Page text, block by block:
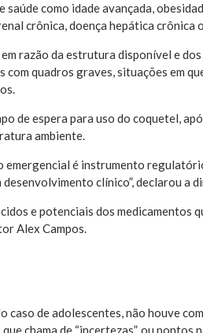
como idade avançada,
crônica, doença hepática crônica
razão da estrutura disponível e
quadros graves, situações em
de espera para uso do coquetel,
ambiente.
emergencial é instrumento
clínico”, declarou a
e potenciais dos medicamentos
Alex Campos.
caso de adolescentes, não houve
chama de “incertezas”, ou